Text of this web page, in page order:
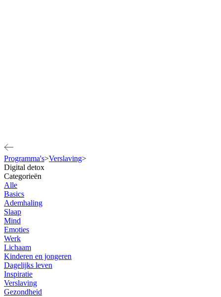
Programma's>Verslaving>
Digital detox
Categorieën
Alle
Basics
Ademhaling
Slaap
Mind
Emoties
Werk
Lichaam
Kinderen en jongeren
Dagelijks leven
Inspiratie
Verslaving
Gezondheid